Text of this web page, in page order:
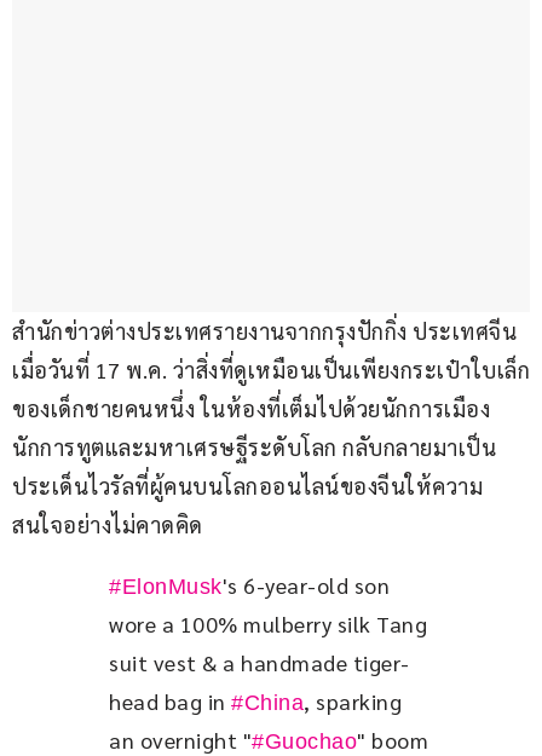
สำนักข่าวต่างประเทศรายงานจากกรุงปักกิ่ง ประเทศจีน
เมื่อวันที่ 17 พ.ค. ว่าสิ่งที่ดูเหมือนเป็นเพียงกระเป๋าใบเล็ก
ของเด็กชายคนหนึ่ง ในห้องที่เต็มไปด้วยนักการเมือง
นักการทูตและมหาเศรษฐีระดับโลก กลับกลายมาเป็น
ประเด็นไวรัลที่ผู้คนบนโลกออนไลน์ของจีนให้ความ
สนใจอย่างไม่คาดคิด
#ElonMusk's 6-year-old son
wore a 100% mulberry silk Tang
suit vest & a handmade tiger-
head bag in #China, sparking
an overnight "#Guochao" boom